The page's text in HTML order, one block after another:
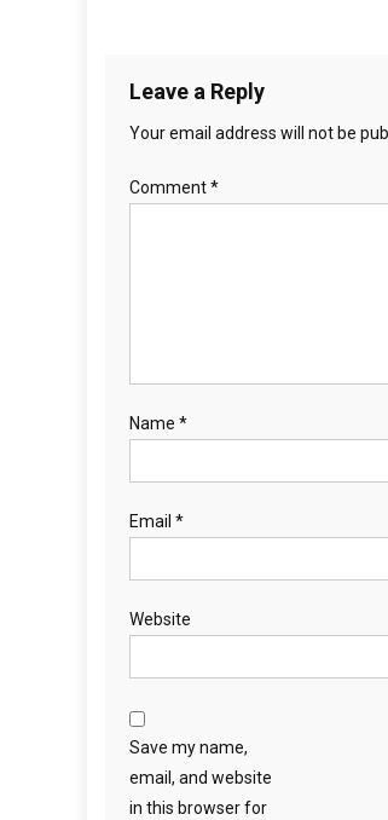
Leave a Reply
Your email address will not be
Comment*
Name *
Email *
Website
Save my name,
email, and website
in this browser for